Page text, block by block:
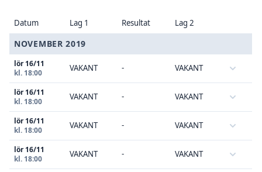
Datum Lag 1 Resultat Lag 2
NOVEMBER 2019
lör 16/11
kl. 18:00
VAKANT - VAKANT
lör 16/11
kl. 18:00
VAKANT - VAKANT
lör 16/11
kl. 18:00
VAKANT - VAKANT
lör 16/11
kl. 18:00
VAKANT - VAKANT